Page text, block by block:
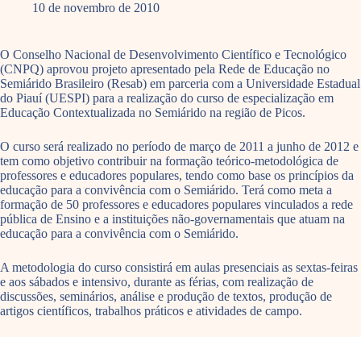
10 de novembro de 2010
O Conselho Nacional de Desenvolvimento Científico e Tecnológico
(CNPQ) aprovou projeto apresentado pela Rede de Educação no
Semiárido Brasileiro (Resab) em parceria com a Universidade Estadual
do Piauí (UESPI) para a realização do curso de especialização em
Educação Contextualizada no Semiárido na região de Picos.
O curso será realizado no período de março de 2011 a junho de 2012 e
tem como objetivo contribuir na formação teórico-metodológica de
professores e educadores populares, tendo como base os princípios da
educação para a convivência com o Semiárido. Terá como meta a
formação de 50 professores e educadores populares vinculados a rede
pública de Ensino e a instituições não-governamentais que atuam na
educação para a convivência com o Semiárido.
A metodologia do curso consistirá em aulas presenciais as sextas-feiras
e aos sábados e intensivo, durante as férias, com realização de
discussões, seminários, análise e produção de textos, produção de
artigos científicos, trabalhos práticos e atividades de campo.